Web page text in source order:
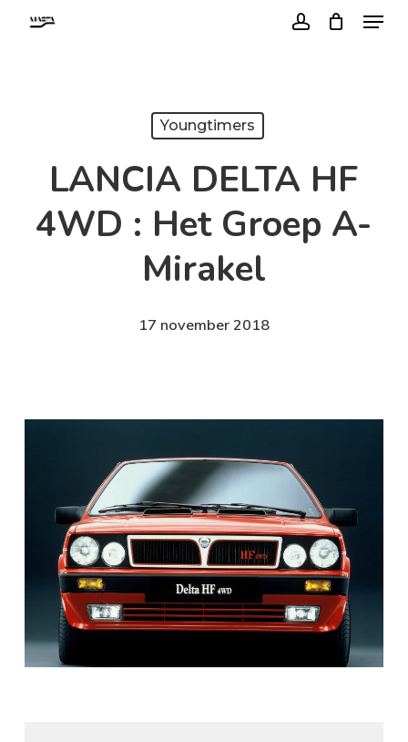
Menu
Youngtimers
LANCIA DELTA HF
4WD : Het Groep A-
Mirakel
17 november 2018